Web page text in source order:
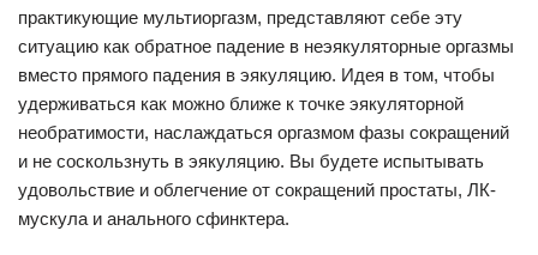
практикующие мультиоргазм, представляют себе эту
ситуацию как обратное падение в неэякуляторные оргазмы
вместо прямого падения в эякуляцию. Идея в том, чтобы
удерживаться как можно ближе к точке эякуляторной
необратимости, наслаждаться оргазмом фазы сокращений
и не соскользнуть в эякуляцию. Вы будете испытывать
удовольствие и облегчение от сокращений простаты, ЛК-
мускула и анального сфинктера.